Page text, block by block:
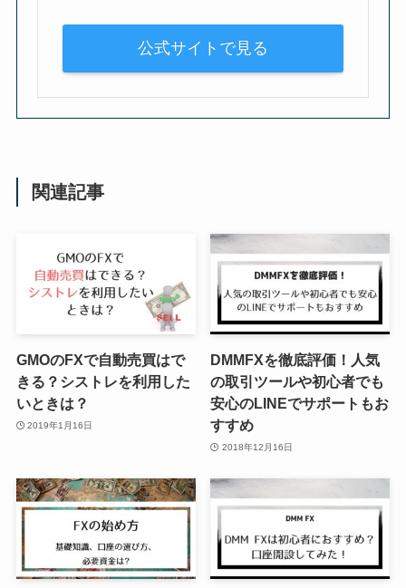
公式サイトで見る
関連記事
GMOのFXで自動売買はで
きる？シストレを利用した
いときは？
2019年1月16日
DMMFXを徹底評価！人気
の取引ツールや初心者でも
安心のLINEでサポートもお
すすめ
2018年12月16日